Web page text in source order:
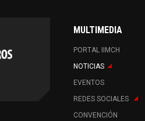
MULTIMEDIA
PORTAL IIMCH
NOTICIAS
EVENTOS
REDES SOCIALES
CONVENCIÓN